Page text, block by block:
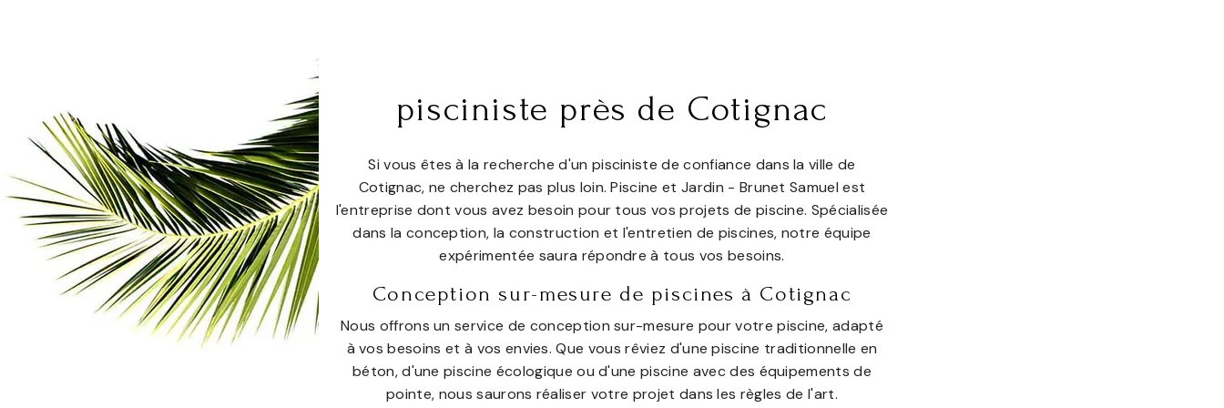
pisciniste près de Cotignac
Si vous êtes à la recherche d'un pisciniste de confiance dans la ville de
Cotignac, ne cherchez pas plus loin. Piscine et Jardin - Brunet Samuel est
l'entreprise dont vous avez besoin pour tous vos projets de piscine. Spécialisée
dans la conception, la construction et l'entretien de piscines, notre équipe
expérimentée saura répondre à tous vos besoins.
Conception sur-mesure de piscines à Cotignac
Nous offrons un service de conception sur-mesure pour votre piscine, adapté
à vos besoins et à vos envies. Que vous rêviez d'une piscine traditionnelle en
béton, d'une piscine écologique ou d'une piscine avec des équipements de
pointe, nous saurons réaliser votre projet dans les règles de l'art.